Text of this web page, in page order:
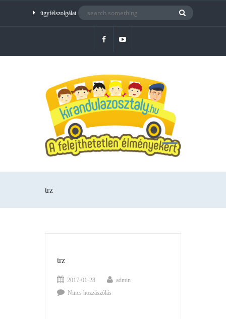
ügyfélszolgálat
trz
trz
2017-01-28
admin
Nincs hozzászólás